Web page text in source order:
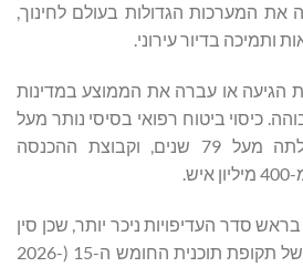
את המערכות הגדולות בעולם לחינוך,
ותמיכה בדיור עירוני.
הגיעה או עברה את הממוצע במדינות
כיסוי ביטוח רפואי בסיסי נותר מעל
95%, תוחלת החיים עלתה מעל 79 שנים, וקבוצת ההכנסה
סדר העדיפויות ניכר יותר, שכן סין
נמצאת בשנה הראשונה של תקופת תוכנית החומש ה-15 (2026-